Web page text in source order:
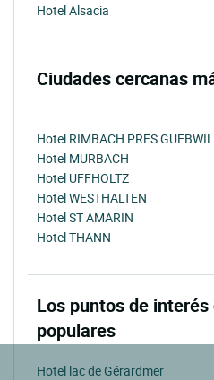
Hotel Alsacia
Ciudades cercanas
Hotel RIMBACH PRES
Hotel MURBACH
Hotel UFFHOLTZ
Hotel WESTHALTEN
Hotel ST AMARIN
Hotel THANN
Los puntos de
populares
Hotel lac de Gérardmer